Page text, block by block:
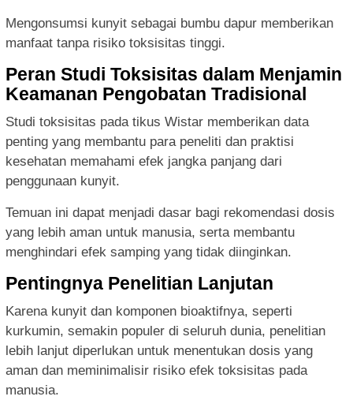
Mengonsumsi kunyit sebagai bumbu dapur memberikan
manfaat tanpa risiko toksisitas tinggi.
Peran Studi Toksisitas dalam Menjamin
Keamanan Pengobatan Tradisional
Studi toksisitas pada tikus Wistar memberikan data
penting yang membantu para peneliti dan praktisi
kesehatan memahami efek jangka panjang dari
penggunaan kunyit.
Temuan ini dapat menjadi dasar bagi rekomendasi dosis
yang lebih aman untuk manusia, serta membantu
menghindari efek samping yang tidak diinginkan.
Pentingnya Penelitian Lanjutan
Karena kunyit dan komponen bioaktifnya, seperti
kurkumin, semakin populer di seluruh dunia, penelitian
lebih lanjut diperlukan untuk menentukan dosis yang
aman dan meminimalisir risiko efek toksisitas pada
manusia.